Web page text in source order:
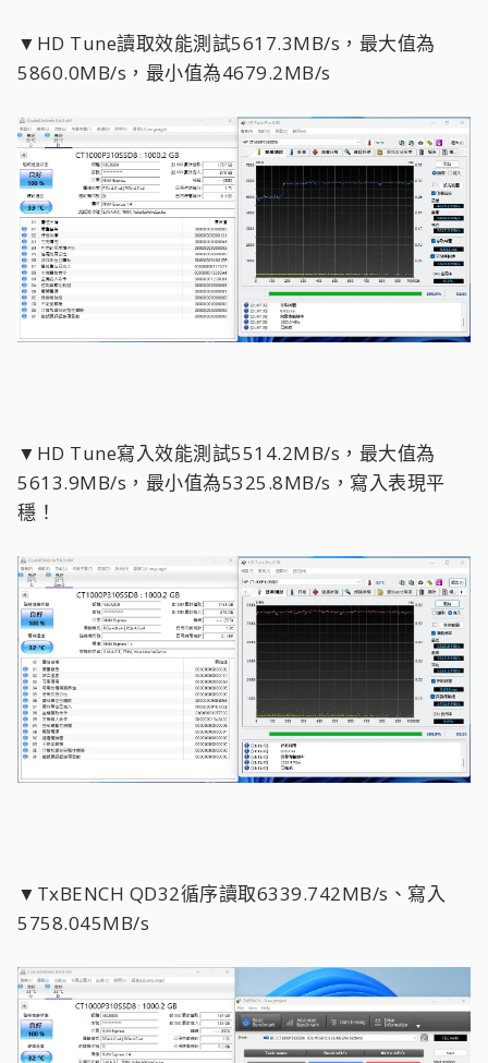
▼HD Tune讀取效能測試5617.3MB/s，最大值為
5860.0MB/s，最小值為4679.2MB/s
▼HD Tune寫入效能測試5514.2MB/s，最大值為
5613.9MB/s，最小值為5325.8MB/s，寫入表現平
穩！
▼TxBENCH QD32循序讀取6339.742MB/s、寫入
5758.045MB/s